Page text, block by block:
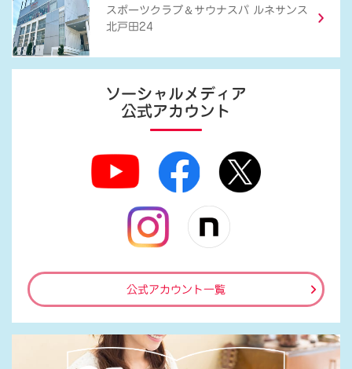
スポーツクラブ ＆ サウナスパ ルネサンス
北戸田24
ソーシャルメディア
公式アカウント
公式アカウント一覧